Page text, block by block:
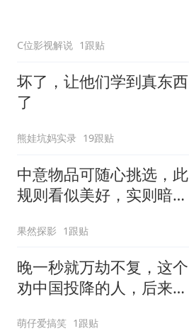
C位影视解说 1跟贴
坏了，让他们学到真东西
了
熊娃坑妈实录 19跟贴
中意物品可随心挑选，此
规则看似美好，实则暗藏
果然探影 1跟贴
晚一秒就万劫不复，这个
劝中国投降的人，后来被
萌仔爱搞笑 1跟贴